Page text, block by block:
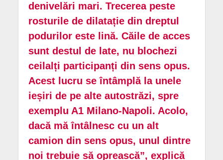
denivelări mari. Trecerea peste
rosturile de dilatație din dreptul
podurilor este lină. Căile de acces
sunt destul de late, nu blochezi
ceilalți participanți din sens opus.
Acest lucru se întâmplă la unele
ieșiri de pe alte autostrăzi, spre
exemplu A1 Milano-Napoli. Acolo,
dacă mă întâlnesc cu un alt
camion din sens opus, unul dintre
noi trebuie să oprească”, explică